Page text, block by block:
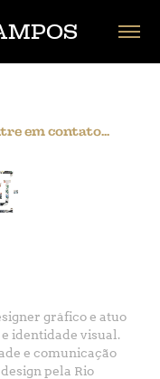
em contato...
gráfico e atuo
identidade visual.
e comunicação
pela Rio